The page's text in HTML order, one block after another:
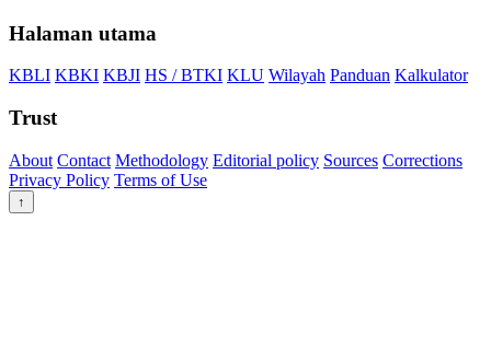
Halaman utama
KBLI KBKI KBJI HS / BTKI KLU Wilayah Panduan Kalkulator
Trust
About Contact Methodology Editorial policy Sources Corrections
Privacy Policy Terms of Use
↑